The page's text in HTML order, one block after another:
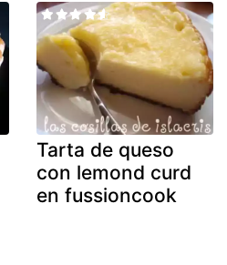
Tarta de queso
con lemond curd
en fussioncook